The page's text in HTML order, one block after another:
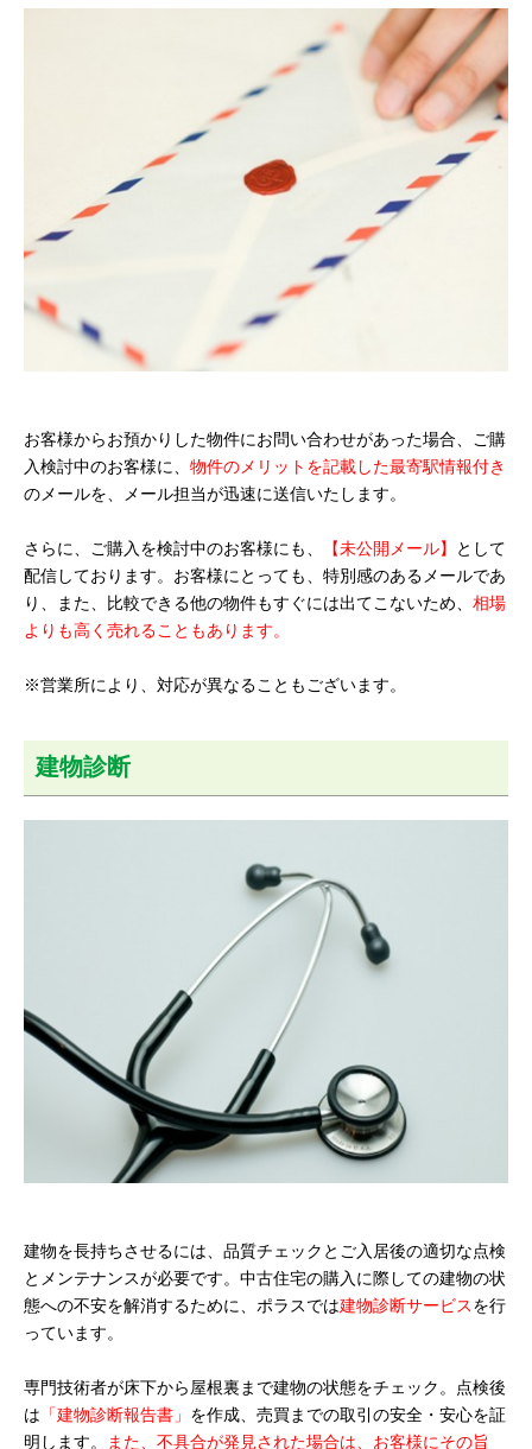
お客様からお預かりした物件にお問い合わせがあった場合、ご購
入検討中のお客様に、 物件のメリットを記載した最寄駅情報付き
のメールを、メール担当が迅速に送信いたします。
さらに、ご購入を検討中のお客様にも、 【未公開メール】
として
配信しております。お客様にとっても、特別感のあるメールであ
り、また、比較できる他の物件もすぐには出てこないため、 相場
よりも高く売れることもあります。
※営業所により、対応が異なることもございます。
建物診断
建物を長持ちさせるには、品質チェックとご入居後の適切な点検
とメンテナンスが必要です。中古住宅の購入に際しての建物の状
態への不安を解消するために、ポラスでは建物診断サービスを行
っています。
専門技術者が床下から屋根裏まで建物の状態をチェック。点検後
は 「建物診断報告書」 を作成、売買までの取引の安全・安心を証
明します。
また、不具合が発見された場合は、お客様にその旨